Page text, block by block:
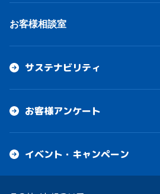
お客様相談室
サステナビリティ
お客様アンケート
イベント・キャンペーン